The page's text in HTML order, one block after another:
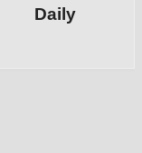
Daily